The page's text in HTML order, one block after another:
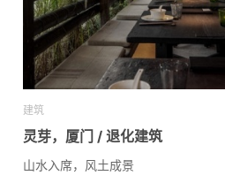
建筑
灵芽，厦门 / 退化建筑
山水入席，风土成景